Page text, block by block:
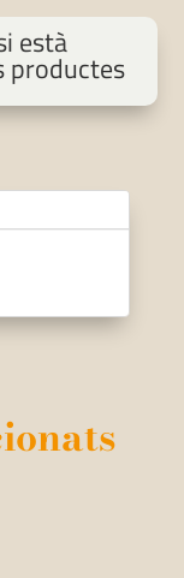
està
productes